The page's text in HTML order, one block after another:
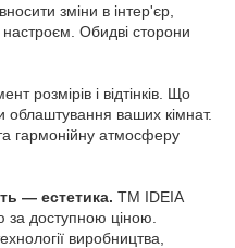
зміни в інтер'єр,
Обидві сторони
розмірів і відтінків. Що
облаштування ваших кімнат.
гармонійну атмосферу
— естетика. ТМ IDEIA
за доступною ціною.
виробництва,